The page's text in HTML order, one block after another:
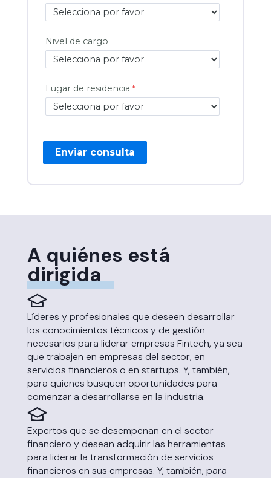
Nivel de cargo
Lugar de residencia
A quiénes está
dirigida
Líderes y profesionales que deseen desarrollar
los conocimientos técnicos y de gestión
necesarios para liderar empresas Fintech, ya sea
que trabajen en empresas del sector, en
servicios financieros o en startups. Y, también,
para quienes busquen oportunidades para
comenzar a desarrollarse en la industria.
Expertos que se desempeñan en el sector
financiero y desean adquirir las herramientas
para liderar la transformación de servicios
financieros en sus empresas. Y, también, para